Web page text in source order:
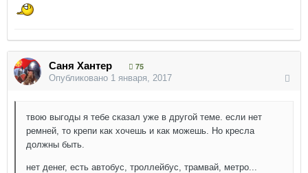
Саня Хантер
75
Опубликовано 1 января, 2017
твою выгоды я тебе сказал уже в другой теме. если нет
ремней, то крепи как хочешь и как можешь. Но кресла
должны быть.
нет денег, есть автобус, троллейбус, трамвай, метро...